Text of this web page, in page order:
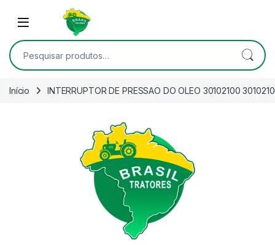
Skip to navigation
Open
Pesquisar por:
Início INTERRUPTOR DE PRESSAO DO OLEO 30102100